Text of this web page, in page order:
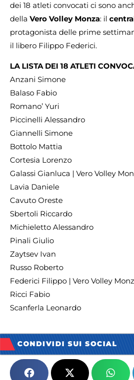
dei 18 atleti convocati ci sono
della Vero Volley Monza: il
protagonista delle prime
il libero Filippo Federici.
LA LISTA DEI 18 ATLETI
Anzani Simone
Balaso Fabio
Romano’ Yuri
Piccinelli Alessandro
Giannelli Simone
Bottolo Mattia
Cortesia Lorenzo
Galassi Gianluca | Vero Volley
Lavia Daniele
Cavuto Oreste
Sbertoli Riccardo
Michieletto Alessandro
Pinali Giulio
Zaytsev Ivan
Russo Roberto
Federici Filippo | Vero Volley
Ricci Fabio
Scanferla Leonardo
CONDIVIDI SUI SOCIAL